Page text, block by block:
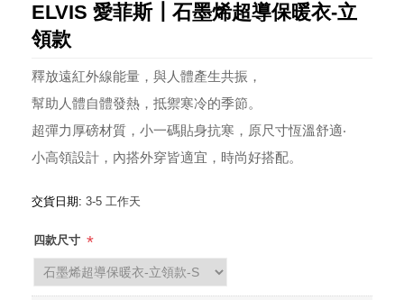
ELVIS 愛菲斯┃石墨烯超導保暖衣-立
領款
釋放遠紅外線能量，與人體產生共振，
幫助人體自體發熱，抵禦寒冷的季節。
超彈力厚磅材質，小一碼貼身抗寒，原尺寸恆溫舒適‧
小高領設計，內搭外穿皆適宜，時尚好搭配。
交貨日期: 3-5 工作天
四款尺寸 *